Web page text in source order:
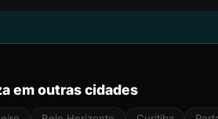
em outras cidades